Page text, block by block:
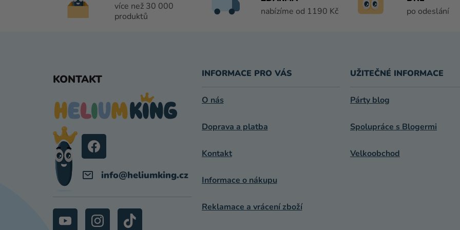
V
Ý
P
U
více než 30 000
produktů
nabízíme od 1190 Kč
po odeslání
KONTAKT
info@heliumking.cz
INFORMACE PRO VÁS
O nás
Doprava a platba
Kontakt
Informace o nákupu
Reklamace a vrácení zboží
UŽITEČNÉ INFORMACE
Párty blog
Spolupráce s Blogermi
Velkoobchod